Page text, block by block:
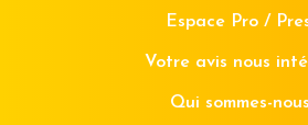
Espace Pro /
Votre avis nous
Qui sommes-